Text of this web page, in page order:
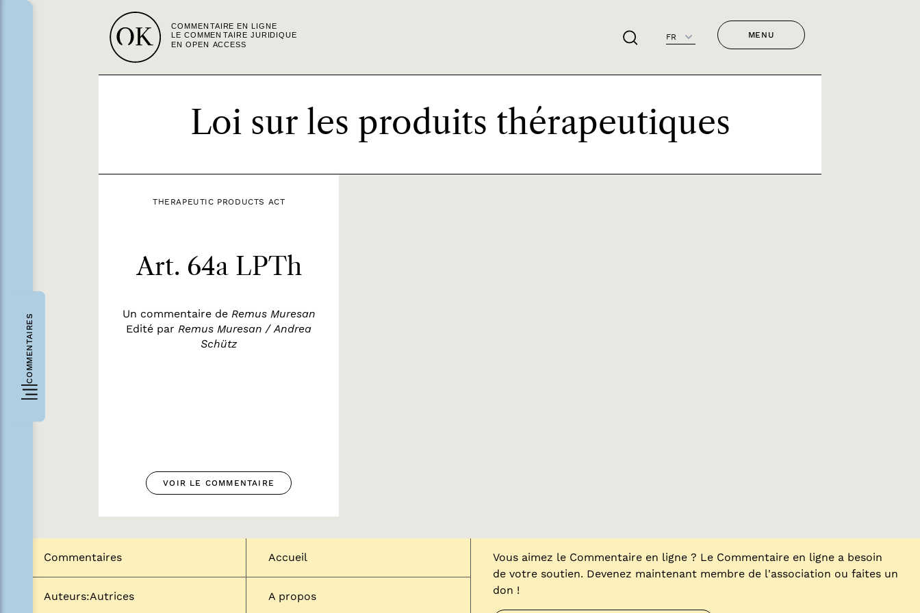
FR MENU
COMMENTAIRES
Loi sur les produits thérapeutiques
THERAPEUTIC PRODUCTS ACT
Art. 64a LPTh
Un commentaire de Remus Muresan
Edité par Remus Muresan / Andrea
Schütz
VOIR LE COMMENTAIRE
Vous aimez le Commentaire en ligne ? Le Commentaire en ligne a besoin
de votre soutien. Devenez maintenant membre de l'association ou faites un
don !
Commentaires Accueil
Auteurs:Autrices A propos